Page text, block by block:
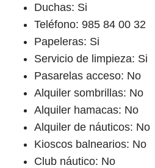
Duchas: Si
Teléfono: 985 84 00 32
Papeleras: Si
Servicio de limpieza: Si
Pasarelas acceso: No
Alquiler sombrillas: No
Alquiler hamacas: No
Alquiler de náuticos: No
Kioscos balnearios: No
Club náutico: No